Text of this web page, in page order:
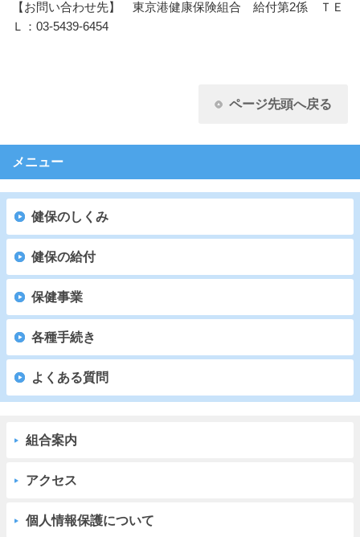
【お問い合わせ先】 東京港健康保険組合 給付第2係 ＴＥ
Ｌ：03-5439-6454
ページ先頭へ戻る
メニュー
健保のしくみ
健保の給付
保健事業
各種手続き
よくある質問
組合案内
アクセス
個人情報保護について